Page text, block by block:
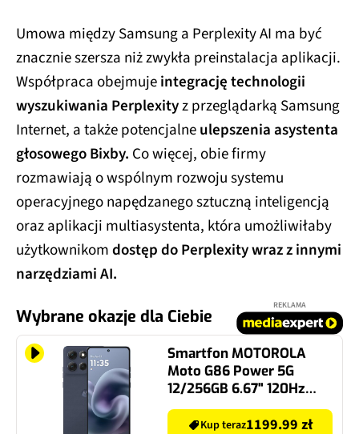
Umowa między Samsung a Perplexity AI ma być
znacznie szersza niż zwykła preinstalacja aplikacji.
Współpraca obejmujeintegrację technologii
wyszukiwania Perplexityz przeglądarką Samsung
Internet, a także potencjalneulepszenia asystenta
głosowego Bixby. Co więcej, obie firmy
rozmawiają o wspólnym rozwoju systemu
operacyjnego napędzanego sztuczną inteligencją
oraz aplikacji multiasystenta, która umożliwiłaby
użytkownikomdostęp do Perplexity wraz z innymi
narzędziami AI.
Wybrane okazje dla Ciebie
REKLAMA
Smartfon MOTOROLA
Moto G86 Power 5G
12/256GB 6.67" 120Hz
Kup teraz1199.99 zł